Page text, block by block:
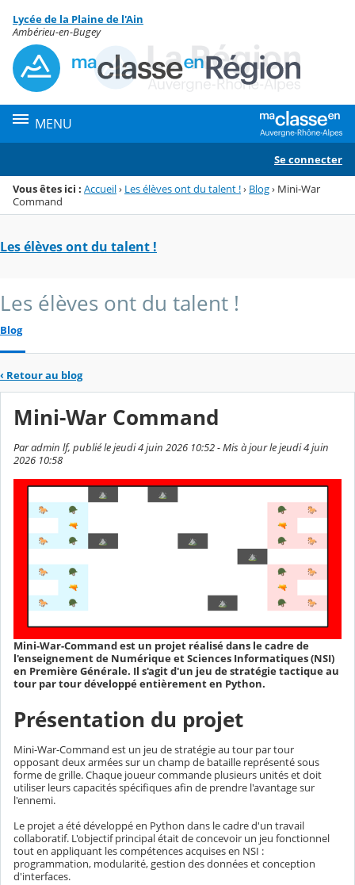
Menu de la rubrique
Contenu
Lycée de la Plaine de l'Ain
Ambérieu-en-Bugey
MENU
Se connecter
Vous êtes ici : Accueil› Les élèves ont du talent !› Blog› Mini-War
Command
Les élèves ont du talent !
Les élèves ont du talent !
Blog
‹ Retour au blog
Mini-War Command
Par admin lf, publié le jeudi 4 juin 2026 10:52 - Mis à jour le jeudi 4 juin
2026 10:58
Mini-War-Command est un projet réalisé dans le cadre de
l'enseignement de Numérique et Sciences Informatiques (NSI)
en Première Générale. Il s'agit d'un jeu de stratégie tactique au
tour par tour développé entièrement en Python.
Présentation du projet
Mini-War-Command est un jeu de stratégie au tour par tour
opposant deux armées sur un champ de bataille représenté sous
forme de grille. Chaque joueur commande plusieurs unités et doit
utiliser leurs capacités spécifiques afin de prendre l'avantage sur
l'ennemi.
Le projet a été développé en Python dans le cadre d'un travail
collaboratif. L'objectif principal était de concevoir un jeu fonctionnel
tout en appliquant les compétences acquises en NSI :
programmation, modularité, gestion des données et conception
d'interfaces.